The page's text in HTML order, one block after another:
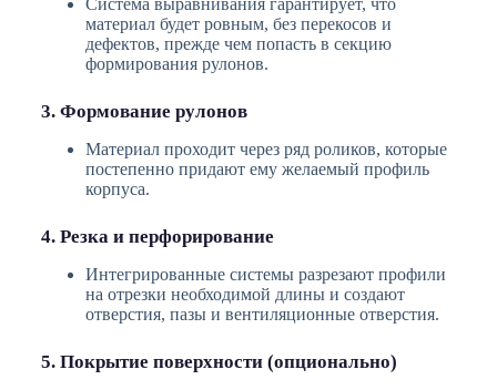
Система выравнивания гарантирует, что
материал будет ровным, без перекосов и
дефектов, прежде чем попасть в секцию
формирования рулонов.
3. Формование рулонов
Материал проходит через ряд роликов, которые
постепенно придают ему желаемый профиль
корпуса.
4. Резка и перфорирование
Интегрированные системы разрезают профили
на отрезки необходимой длины и создают
отверстия, пазы и вентиляционные отверстия.
5. Покрытие поверхности (опционально)